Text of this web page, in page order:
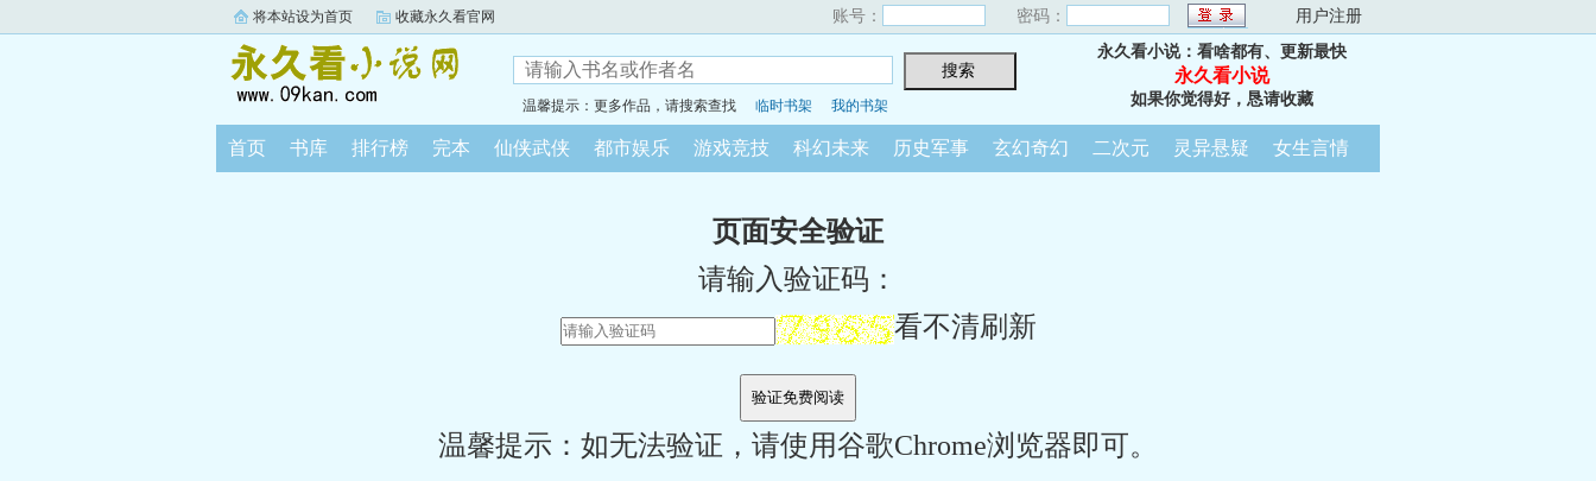
将本站设为首页 收藏永久看官网 账号： 密码： 用户注册
温馨提示：更多作品，请搜索查找 临时书架 我的书架
永久看小说：看啥都有、更新最快
永久看小说
如果你觉得好，恳请收藏
首页 书库 排行榜 完本 仙侠武侠 都市娱乐 游戏竞技 科幻未来 历史军事 玄幻奇幻 二次元 灵异悬疑 女生言情
页面安全验证
请输入验证码：
看不清刷新
温馨提示：如无法验证，请使用谷歌Chrome浏览器即可。